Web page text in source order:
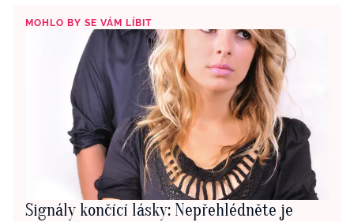
MOHLO BY SE VÁM LÍBIT
Signály končící lásky: Nepřehlédněte je